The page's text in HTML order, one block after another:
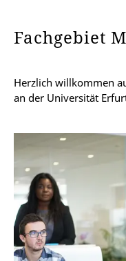
Fachgebiet
Herzlich willkommen
an der Universität